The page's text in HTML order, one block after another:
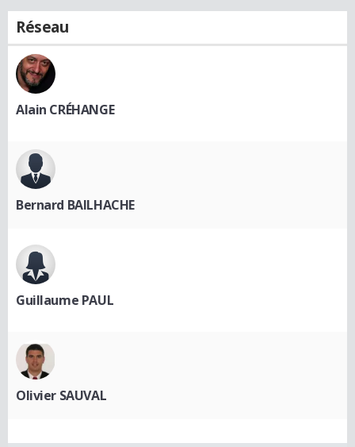
Réseau
Alain CRÉHANGE
Bernard BAILHACHE
Guillaume PAUL
Olivier SAUVAL